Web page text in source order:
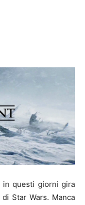
in questi giorni gira
Star Wars. Manca